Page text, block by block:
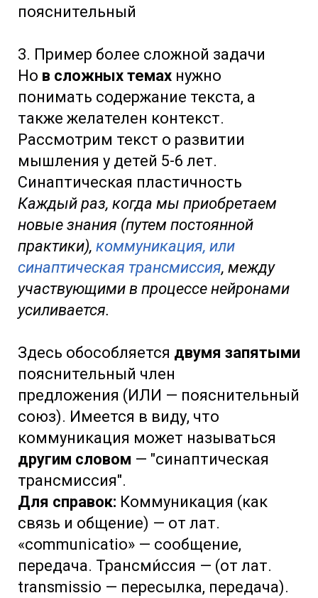
пояснительный
3. Пример более сложной задачи
Но в сложных темах нужно
понимать содержание текста, а
также желателен контекст.
Рассмотрим текст о развитии
мышления у детей 5-6 лет.
Синаптическая пластичность
Каждый раз, когда мы приобретаем
новые знания (путем постоянной
практики), коммуникация, или
синаптическая трансмиссия, между
участвующими в процессе нейронами
усиливается.
Здесь обособляется двумя запятыми
пояснительный член
предложения (ИЛИ — пояснительный
союз). Имеется в виду, что
коммуникация может называться
другим словом — "синаптическая
трансмиссия".
Для справок: Коммуникация (как
связь и общение) — от лат.
«communicatio» — сообщение,
передача. Трансми́ссия — (от лат.
transmissio — пересылка, передача).